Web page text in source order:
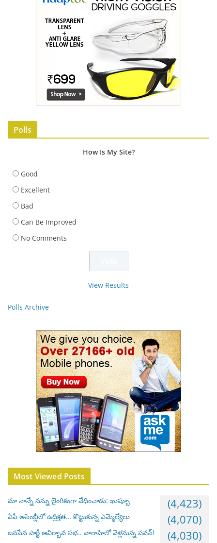
Polls
How Is My Site?
Good
Excellent
Bad
Can Be Improved
No Comments
View Results
Polls Archive
Most Viewed Posts
మా నాన్నే నన్ను లైంగికంగా వేధించాడు: ఖుష్బూ (4,423)
ఏపీ అసెంబ్లీలో ఉద్రిక్తత… కొట్టుకున్న ఎమ్మెల్యేలు (4,070)
జనసేన పార్టీ ఆవిర్భావ సభ.. వారాహిలో వెళ్లనున్న పవన్! (4,030)